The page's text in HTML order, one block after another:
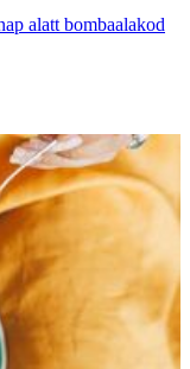
alatt bombaalakod